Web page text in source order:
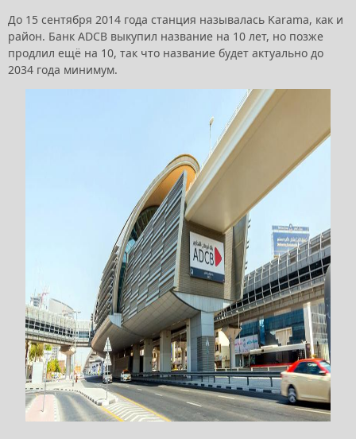
До 15 сентября 2014 года станция называлась Karama, как и
район. Банк ADCB выкупил название на 10 лет, но позже
продлил ещё на 10, так что название будет актуально до
2034 года минимум.